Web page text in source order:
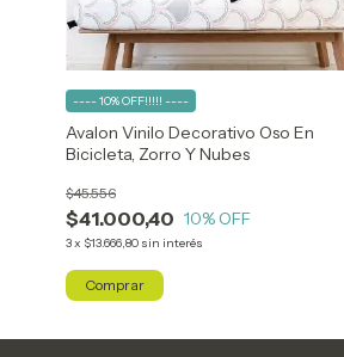
Avalon Vinilo Decorativo Oso En
Bicicleta, Zorro Y Nubes
$41.000,40
$45.556
10% OFF
3x $13.666,80 sin interés
---- 10% OFF!!!!! ----